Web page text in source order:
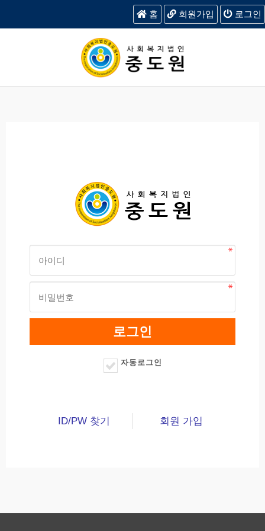
홈 회원가입 로그인
자동로그인
ID/PW 찾기 회원 가입